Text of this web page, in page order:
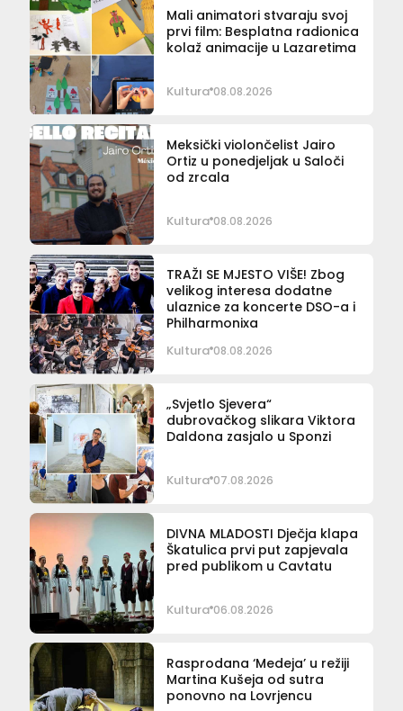
Mali animatori stvaraju svoj
prvi film: Besplatna radionica
kolaž animacije u Lazaretima
Kultura 08.08.2026
Meksički violončelist Jairo
Ortiz u ponedjeljak u Saloči
od zrcala
Kultura 08.08.2026
TRAŽI SE MJESTO VIŠE! Zbog
velikog interesa dodatne
ulaznice za koncerte DSO-a i
Philharmonixa
Kultura 08.08.2026
„Svjetlo Sjevera“
dubrovačkog slikara Viktora
Daldona zasjalo u Sponzi
Kultura 07.08.2026
DIVNA MLADOSTI Dječja klapa
Škatulica prvi put zapjevala
pred publikom u Cavtatu
Kultura 06.08.2026
Rasprodana ‘Medeja’ u režiji
Martina Kušeja od sutra
ponovno na Lovrjencu